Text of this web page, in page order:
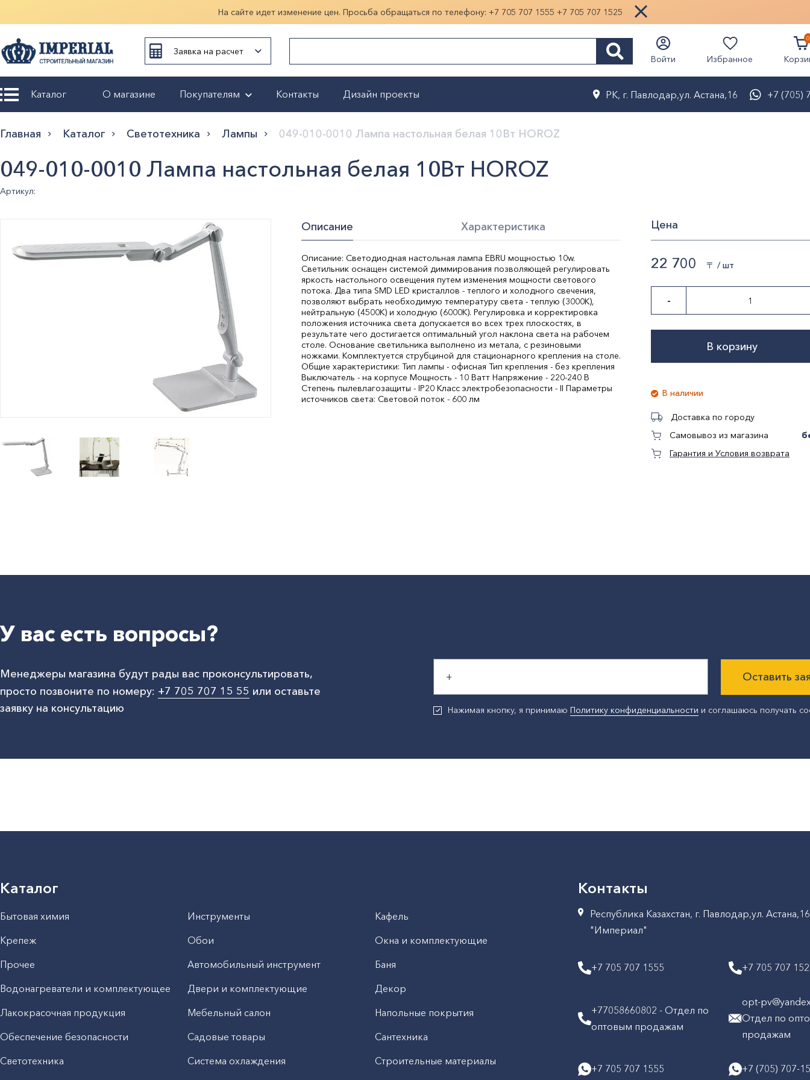
На сайте идет изменение цен. Просьба обращаться по телефону: +7 705 707 1555 +7 705 707 1525
Заявка на расчет
Показать больше
Войти Избранное
0
Каталог О магазине Покупателям
Возврат и
обмен
Гарантия
Оформление
заказа
Юридическим
лицам
задаваемые
вопросы
Контакты Дизайн проекты РК, г. Павлодар,ул. Астана,16 +7 (705)
Главная Каталог Светотехника Лампы 049-010-0010 Лампа настольная белая 10Вт HOROZ
049-010-0010 Лампа настольная белая 10Вт HOROZ
Артикул:
Описание Характеристика
Описание: Светодиодная настольная лампа EBRU мощностью 10w.
Светильник оснащен системой диммирования позволяющей регулировать
яркость настольного освещения путем изменения мощности светового
потока. Два типа SMD LED кристаллов - теплого и холодного свечения,
позволяют выбрать необходимую температуру света - теплую (3000К),
нейтральную (4500К) и холодную (6000К). Регулировка и корректировка
положения источника света допускается во всех трех плоскостях, в
результате чего достигается оптимальный угол наклона света на рабочем
столе. Основание светильника выполнено из метала, с резиновыми
ножками. Комплектуется струбциной для стационарного крепления на столе.
Общие характеристики: Тип лампы - офисная Тип крепления - без крепления
Выключатель - на корпусе Мощность - 10 Ватт Напряжение - 220-240 В
Степень пылевлагозащиты - IP20 Класс электробезопасности - II Параметры
источников света: Световой поток - 600 лм
Цена
22 700 〒 / шт
-
В корзину
В наличии
Доставка по городу
Самовывоз из магазина
Гарантия и Условия возврата
У вас есть вопросы?
Менеджеры магазина будут рады вас проконсультировать,
просто позвоните по номеру: +7 705 707 15 55 или оставьте
заявку на консультацию
Оставить
Нажимая кнопку, я принимаюПолитику конфиденциальности и соглашаюсь получать
Каталог
Бытовая химия Инструменты
Кафель
Крепеж
Обои
Окна и комплектующие
Прочее
Автомобильный инструмент
Баня
Водонагреватели и комплектующее
Двери и комплектующие
Декор
Лакокрасочная продукция
Мебельный салон
Напольные покрытия
Обеспечение безопасности
Садовые товары
Сантехника
Светотехника
Система охлаждения
Строительные материалы
Контакты
Республика Казахстан, г. Павлодар,ул.
"Империал"
+7 705 707 1555 +7 705 707
+77058660802 - Отдел по
оптовым продажам
opt-
Отдел по
продажам
+7 705 707 1555 +7 (705) 707-